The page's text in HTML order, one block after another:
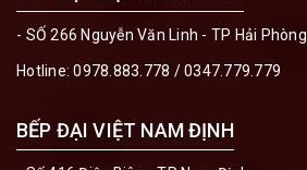
- SỐ 266 Nguyễn Văn Linh - TP Hải Phòng
Hotline:0978.883.778 /0347.779.779
BẾP ĐẠI VIỆT NAM ĐỊNH